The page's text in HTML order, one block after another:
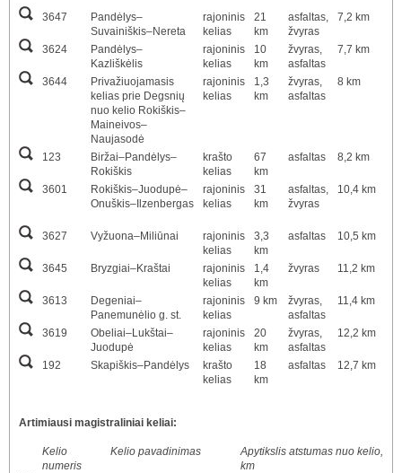
3647
Pandėlys–
Suvainiškis–Nereta
rajoninis
kelias
21
km
asfaltas,
žvyras
7,2 km
3624
Pandėlys–
Kazliškėlis
rajoninis
kelias
10
km
žvyras,
asfaltas
7,7 km
3644
Privažiuojamasis
kelias prie Degsnių
nuo kelio Rokiškis–
Maineivos–
Naujasodė
rajoninis
kelias
1,3
km
žvyras,
asfaltas
8 km
123
Biržai–Pandėlys–
Rokiškis
krašto
kelias
67
km
asfaltas 8,2 km
3601
Rokiškis–Juodupė–
Onuškis–Ilzenbergas
rajoninis
kelias
31
km
asfaltas,
žvyras
10,4 km
3627 Vyžuona–Miliūnai
rajoninis
kelias
3,3
km
asfaltas 10,5 km
3645 Bryzgiai–Kraštai
rajoninis
kelias
1,4
km
žvyras 11,2 km
3613
Degeniai–
Panemunėlio g. st.
rajoninis
kelias
9 km
žvyras,
asfaltas
11,4 km
3619
Obeliai–Lukštai–
Juodupė
rajoninis
kelias
20
km
žvyras,
asfaltas
12,2 km
192 Skapiškis–Pandėlys
krašto
kelias
18
km
asfaltas 12,7 km
Artimiausi magistraliniai keliai:
Kelio
numeris
Kelio pavadinimas
Apytikslis atstumas nuo kelio,
km